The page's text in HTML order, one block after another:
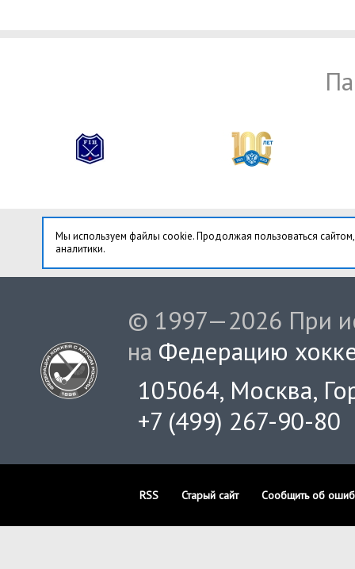
Мы используем файлы cookie. Продолжая пользоваться
аналитики.
© 1997—2026 При
на Федерацию
105064, Москва,
+7 (499) 267-90-80
RSS Старый сайт Сообщить об